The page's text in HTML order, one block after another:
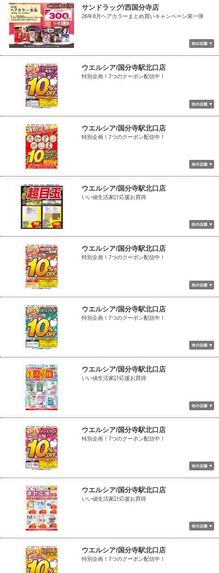
サンドラッグ/西国分寺店
26年8月ヘアカラーまとめ買いキャンペーン第一弾
ウエルシア/国分寺駅北口店
特別企画！7つのクーポン配信中！
ウエルシア/国分寺駅北口店
特別企画！7つのクーポン配信中！
ウエルシア/国分寺駅北口店
いい値生活家計応援お買得
ウエルシア/国分寺駅北口店
特別企画！7つのクーポン配信中！
ウエルシア/国分寺駅北口店
特別企画！7つのクーポン配信中！
ウエルシア/国分寺駅北口店
いい値生活家計応援お買得
ウエルシア/国分寺駅北口店
特別企画！7つのクーポン配信中！
ウエルシア/国分寺駅北口店
いい値生活家計応援お買得
ウエルシア/国分寺駅北口店
特別企画！7つのクーポン配信中！